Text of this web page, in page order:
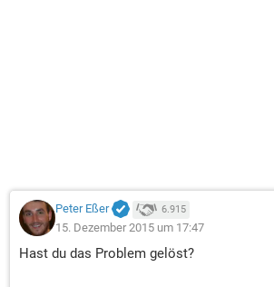
Peter Eßer 6.915
15. Dezember 2015 um 17:47
Hast du das Problem gelöst?